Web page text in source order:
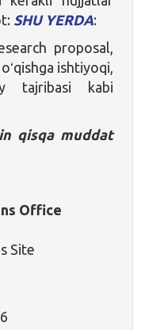
SHU YERDA:
proposal,
ishtiyoqi,
tajribasi kabi
qisqa muddat
Office
Site